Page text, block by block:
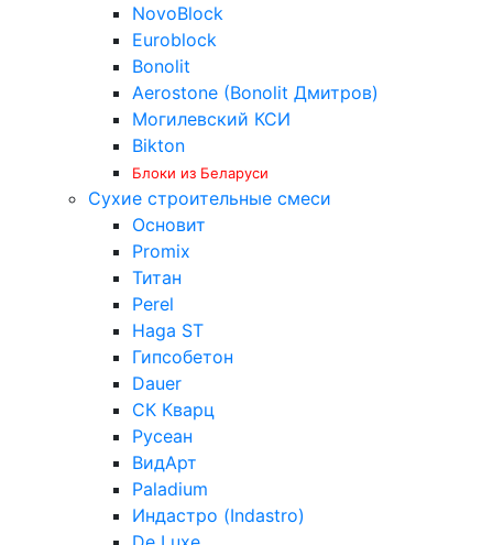
NovoBlock
Euroblock
Bonolit
Aerostone (Bonolit Дмитров)
Могилевский КСИ
Bikton
Блоки из Беларуси
Сухие строительные смеси
Основит
Promix
Титан
Perel
Haga ST
Гипсобетон
Dauer
СК Кварц
Русеан
ВидАрт
Paladium
Индастро (Indastro)